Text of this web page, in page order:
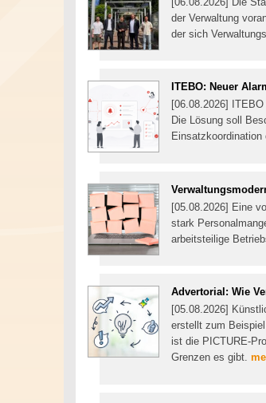
der Verwaltung
der sich
ITEBO: Neuer
[06.08.2026]
Die Lösung soll
Einsatzkoordination
[05.08.2026] Eine
stark
arbeitsteilige
Advertorial: Wie
[05.08.2026]
erstellt zum
ist die PICTURE-
Grenzen es gibt.